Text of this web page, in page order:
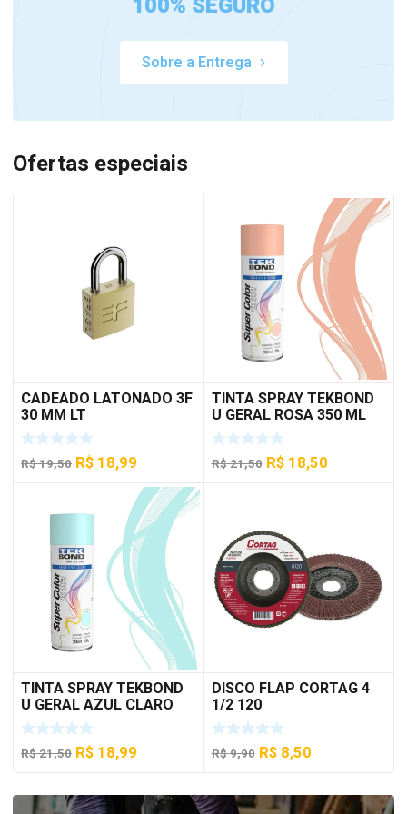
Sobre a Entrega
Ofertas especiais
CADEADO LATONADO 3F
30 MM LT
R$19,50 O
R$ 19,50.
R$ 18,99
preço
atual
é:
R$ 18,99.
TINTA SPRAY TEKBOND
U GERAL ROSA 350 ML
R$21,50 O
era:
R$ 21,50.
R$18,50O
R$ 18,50.
TINTA SPRAY TEKBOND
U GERAL AZUL CLARO
350 ML
R$21,50 O
original
R$ 18,99
atual
DISCO FLAP CORTAG 4
1/2 120
R$9,90 O
original
R$8,50O
atual